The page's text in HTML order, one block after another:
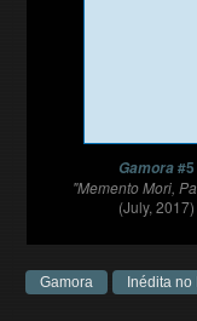
Gamora#5
"Memento Mori,
(July, 2017)
Gamora Inédita no